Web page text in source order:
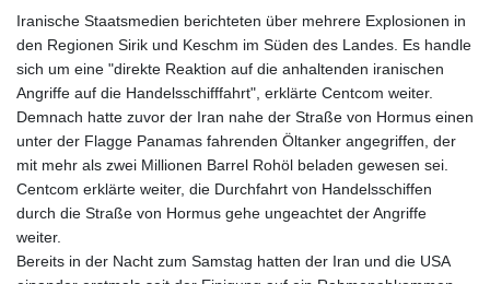
Iranische Staatsmedien berichteten über mehrere Explosionen in
den Regionen Sirik und Keschm im Süden des Landes. Es handle
sich um eine "direkte Reaktion auf die anhaltenden iranischen
Angriffe auf die Handelsschifffahrt", erklärte Centcom weiter.
Demnach hatte zuvor der Iran nahe der Straße von Hormus einen
unter der Flagge Panamas fahrenden Öltanker angegriffen, der
mit mehr als zwei Millionen Barrel Rohöl beladen gewesen sei.
Centcom erklärte weiter, die Durchfahrt von Handelsschiffen
durch die Straße von Hormus gehe ungeachtet der Angriffe
weiter.
Bereits in der Nacht zum Samstag hatten der Iran und die USA